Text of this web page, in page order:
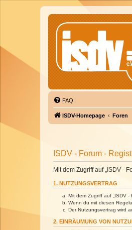
FAQ
ISDV-Homepage Foren
ISDV - Forum -
Mit dem Zugriff auf „ISDV -
1. NUTZUNGSVERTRAG
Mit dem Zugriff auf „ISDV
Wenn du mit diesen
Der Nutzungsvertrag wird
2. EINRÄUMUNG VON